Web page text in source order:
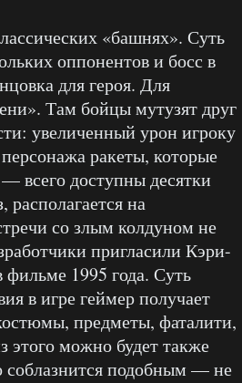
«башнях». Суть
оппонентов и босс в
для героя. Для
Там бойцы мутузят друг
увеличенный урон игроку
ракеты, которые
доступны десятки
на
со злым колдуном не
пригласили Кэри-
1995 года. Суть
в игре геймер получает
предметы, фаталити,
этого можно будет также
соблазнится подобным — не